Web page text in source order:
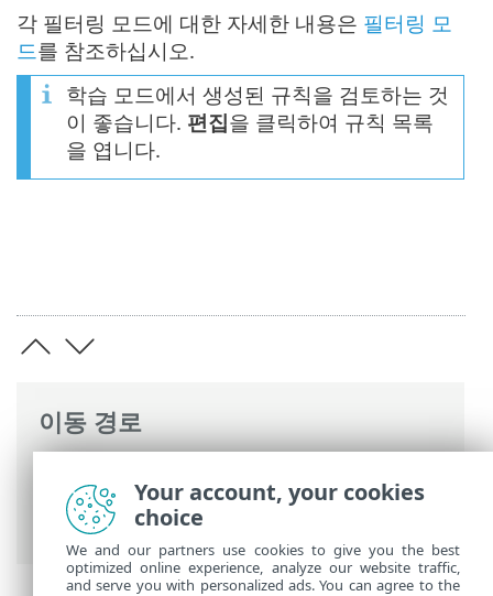
이동 경로
고급 설정>보호>네트워크 접근 보호>
방화벽> 학습 모드 설정
각 필터링 모드에 대한 자세한 내용은 필터링 모
드를 참조하십시오.
학습 모드에서 생성된 규칙을 검토하는 것
이 좋습니다. 편집을 클릭하여 규칙 목록
을 엽니다.
Your account, your cookies
choice
We and our partners use cookies to give you the best
optimized online experience, analyze our website traffic,
and serve you with personalized ads. You can agree to the